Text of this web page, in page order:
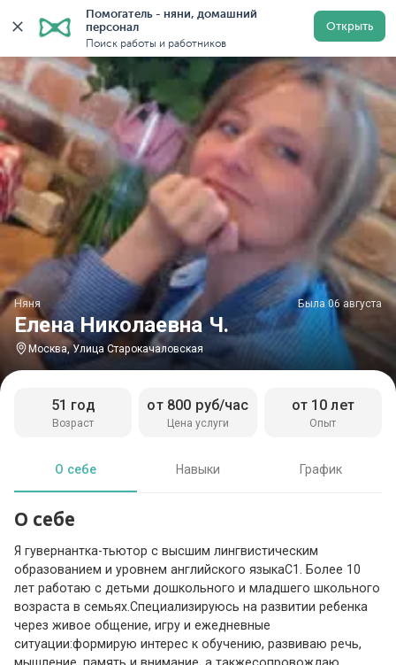
Помогатель - няни, домашний
персонал
Поиск работы и работников
Открыть
Главная Няни Няни в Москве Няни у метро
Елена Николаевна Ч.
Няня Была 06 августа
Москва, Улица Старокачаловская
Возраст
51 год
Цена услуги
от 800 руб/час
Опыт
от 10 лет
О себе Навыки График
О себе
Я гувернантка-тьютор с высшим лингвистическим
образованием и уровнем английского языкаC1. Более 10
лет работаю с детьми дошкольного и младшего школьного
возраста в семьях.Специализируюсь на развитии ребенка
через живое общение, игру и ежедневные
ситуации:формирую интерес к обучению, развиваю речь,